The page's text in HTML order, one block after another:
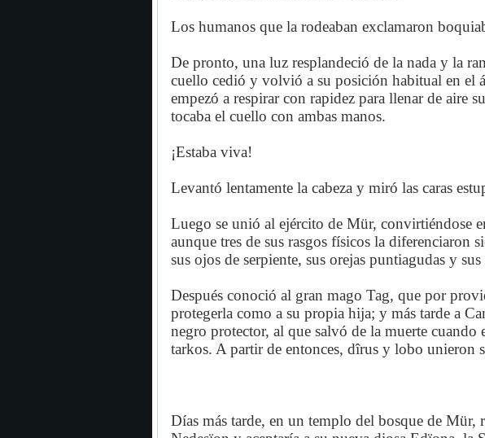
Los humanos que la rodeaban exclamaron
De pronto, una luz resplandeció de la nada y la
cuello cedió y volvió a su posición habitual en el
empezó a respirar con rapidez para llenar de aire
tocaba el cuello con ambas manos.
¡Estaba viva!
Levantó lentamente la cabeza y miró las caras
Luego se unió al ejército de Mür, convirtiéndose
aunque tres de sus rasgos físicos la diferenciaron
sus ojos de serpiente, sus orejas puntiagudas y
Después conoció al gran mago Tag, que por
protegerla como a su propia hija; y más tarde a
negro protector, al que salvó de la muerte cuando
tarkos. A partir de entonces, dîrus y lobo unieron
Días más tarde, en un templo del bosque de Mür,